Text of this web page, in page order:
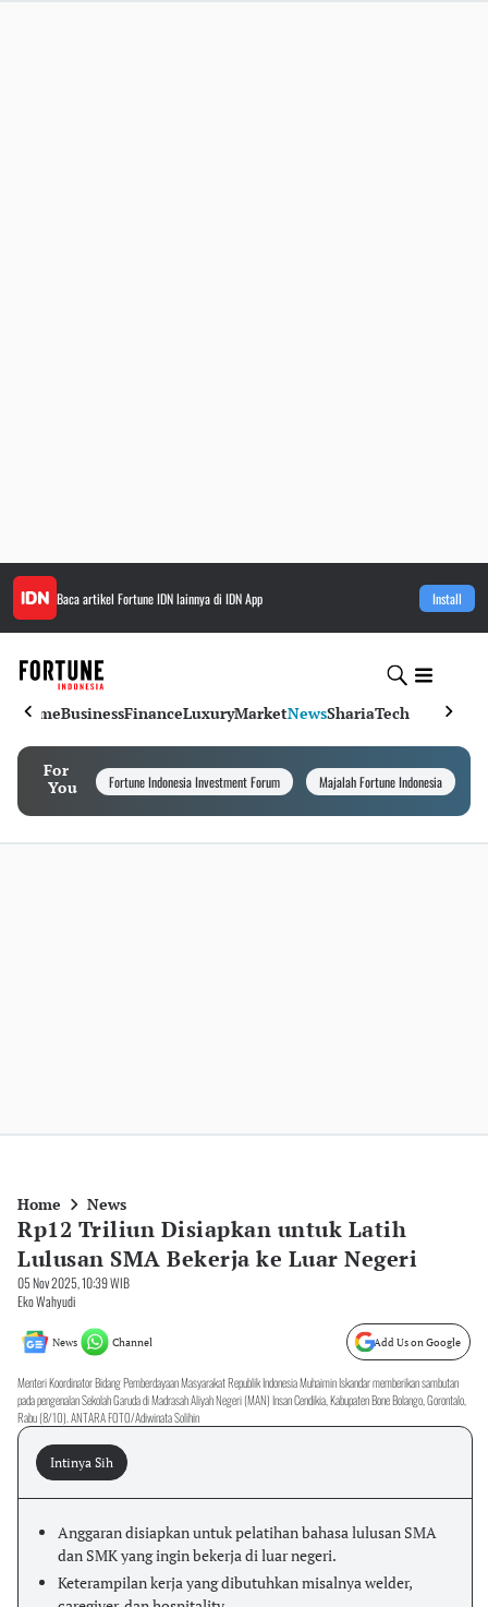
Baca artikel Fortune IDNlainnya di IDN App Install
HomeBusinessFinanceLuxuryMarketNewsShariaTech
For
You
Fortune Indonesia Investment Forum Majalah Fortune Indonesia
Home News
Rp12 Triliun Disiapkan untuk Latih
Lulusan SMA Bekerja ke Luar Negeri
05 Nov 2025, 10:39 WIB
Eko Wahyudi
News Channel Add Us on Google
Menteri Koordinator Bidang Pemberdayaan Masyarakat Republik Indonesia Muhaimin Iskandar memberikan sambutan
pada pengenalan Sekolah Garuda di Madrasah Aliyah Negeri (MAN) Insan Cendikia, Kabupaten Bone Bolango, Gorontalo,
Rabu (8/10). ANTARA FOTO/Adiwinata Solihin
Intinya Sih
Anggaran disiapkan untuk pelatihan bahasa lulusan SMA
dan SMK yang ingin bekerja di luar negeri.
Keterampilan kerja yang dibutuhkan misalnya welder,